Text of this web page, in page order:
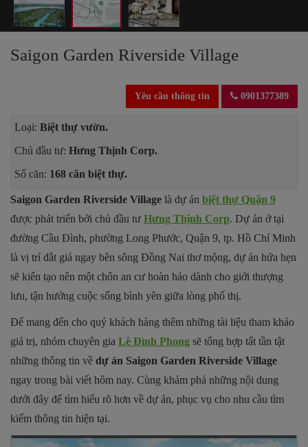
Saigon Garden Riverside Village
Yêu cầu thông tin 0901377389
Loại: Biệt thự vườn.
Chủ đầu tư: Hưng Thịnh Corp.
Số căn: 168 căn biệt thự.
Saigon Garden Riverside Village là dự án biệt thự Quận 9
được phát triển bởi chủ đầu tư Hưng Thịnh Corp. Dự án ở tại
đường Cầu Đình, phường Long Phước, Quận 9, tp. Hồ Chí Minh
là vị trí đắt giá ngay bên sông Đồng Nai thơ mộng, dự án hứa hẹn
sẽ kiến tạo nên một chốn an cư hoàn hảo dành cho giới thượng
lưu, tận hưởng cuộc sống bình yên giữa lòng phố thị.
Để mang đến cho quý khách hàng thêm những tài liệu tham khảo
giá trị, nhóm chuyên gia Lê Đình Phong sẽ tổng hợp tất tần tật
những thông tin về dự án Saigon Garden Riverside Village
ngay trong bài viết hôm nay. Cùng khám phá những nội dung
dưới đây để tìm hiểu rõ hơn về dự án, phục vụ cho nhu cầu tìm
kiếm thông tin hiện tại.